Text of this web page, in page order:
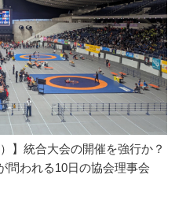
】統合大会の開催を強行か？
問われる10日の協会理事会